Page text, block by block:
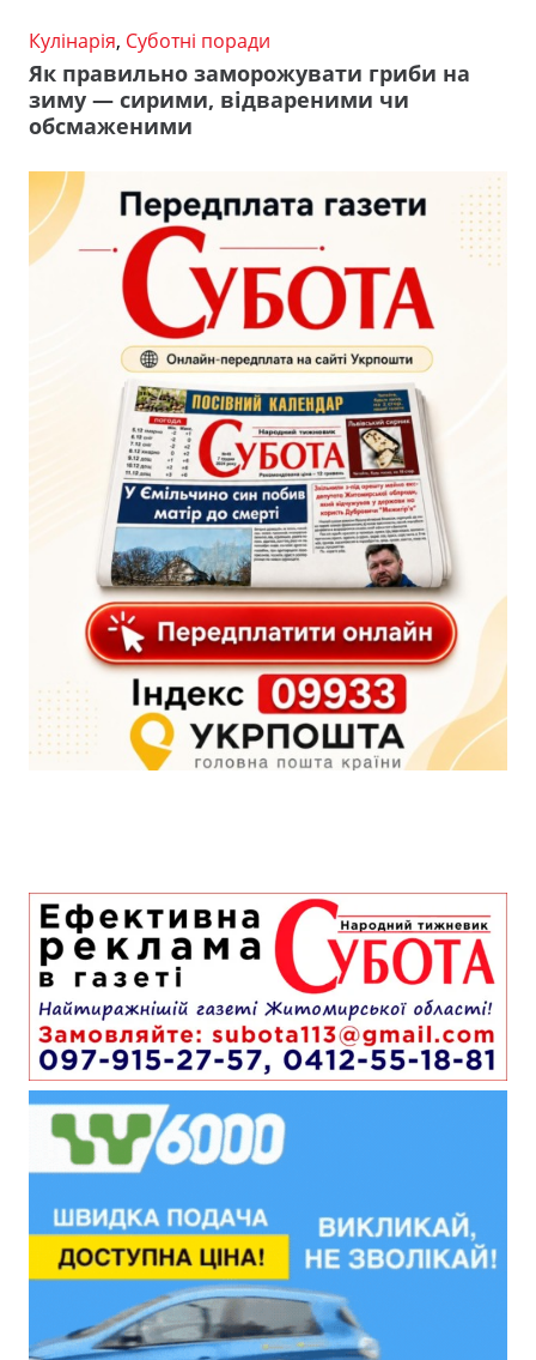
Кулінарія, Суботні поради
Як правильно заморожувати гриби на
зиму — сирими, відвареними чи
обсмаженими